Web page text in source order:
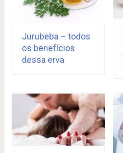
Jurubeba – todos
os benefícios
dessa erva